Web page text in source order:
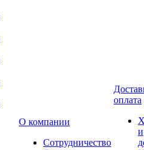
О компании
Сотрудничество
оплата
и